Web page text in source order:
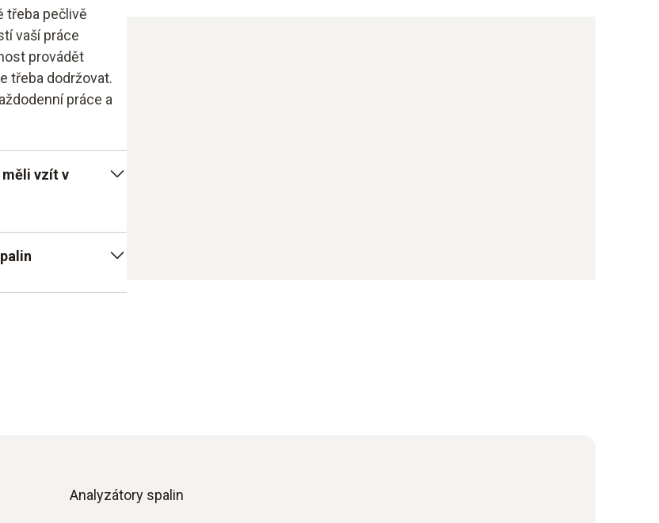
třeba pečlivě
vaší práce
provádět
třeba dodržovat.
práce a
měli vzít v
a velmi
Analyzátory spalin